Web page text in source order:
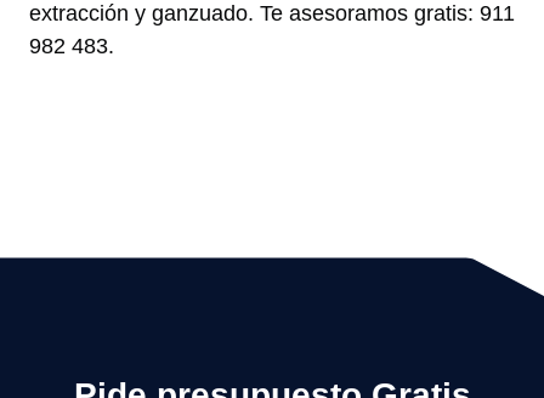
extracción y ganzuado. Te asesoramos gratis: 911
982 483.